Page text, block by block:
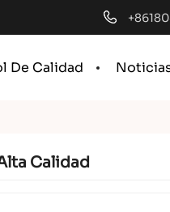
De Calidad
Calidad